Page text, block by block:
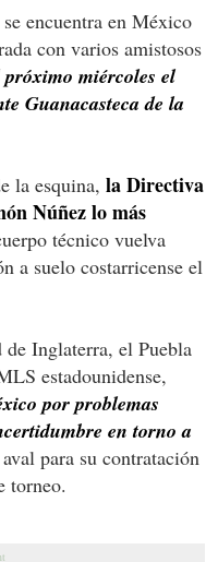
encuentra en México
con varios amistosos
miércoles el
Guanacasteca de la
la esquina, la Directiva
Núñez lo más
técnico vuelva
a suelo costarricense el
Inglaterra, el Puebla
estadounidense,
por problemas
en torno a
para su contratación
torneo.